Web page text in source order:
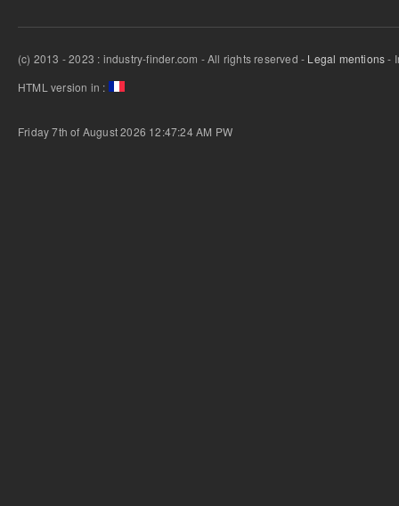
(c) 2013 - 2023 : industry-finder.com - All rights reserved - Legal mentions-
HTML version in :
Friday 7th of August 2026 12:47:24 AM PW